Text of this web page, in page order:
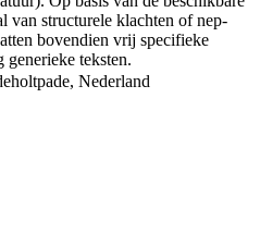
van structurele klachten of nep-
bovendien vrij specifieke
teksten.
Nederland